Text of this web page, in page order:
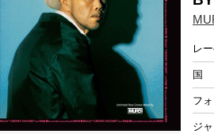
レ
国
フ
ジ